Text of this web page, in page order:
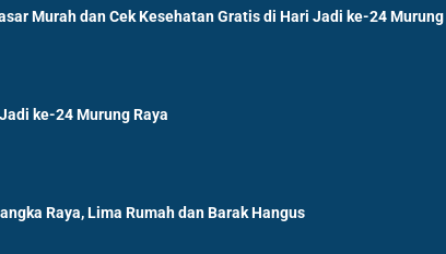
Murah dan Cek Kesehatan Gratis di Hari Jadi ke-24 Murung
ke-24 Murung Raya
Raya, Lima Rumah dan Barak Hangus